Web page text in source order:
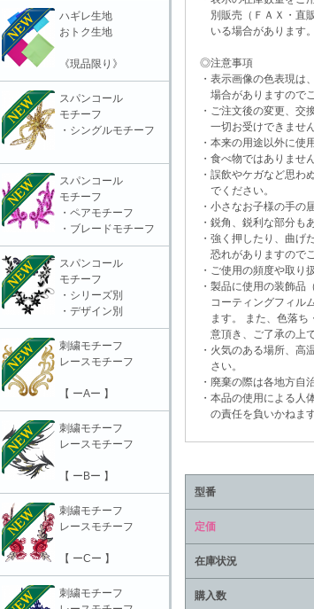
別販売（ＦＡＸ・直販
いる場合があります。
◎注意事項
・表示画像の色表現は
場合がありますのでご
・ご注文後の変更、交
一切お受けできません
・本来の用途以外に使
・食べ物ではありませ
・誤飲やケガなど思わ
でください。
・小さなお子様の手の
・鋭角、鋭利な部分も
・強く押したり、曲げ
恐れがありますのでご
・ご使用の頻度や取り
・製品に使用の装飾品
コーティングフィルム
ます。 また、色落ち・
意頂き、ご了承の上で
・火気のある場所、高
さい。
・廃棄の際は各地方自
・本品の使用による人
の責任を負いかねます
型番
定価
在庫状況
購入数
ハギレ生地
おトク生地
《現品限り》
スパンコール
モチーフ
・シングルモチーフ
スパンコール
モチーフ
・ペアモチーフ
・ブレードモチーフ
スパンコール
モチーフ
・シリーズ別
・デザイン別
刺繍モチーフ
レースモチーフ
【 ーAー 】
刺繍モチーフ
レースモチーフ
【 ーBー 】
刺繍モチーフ
レースモチーフ
【 ーCー 】
刺繍モチーフ